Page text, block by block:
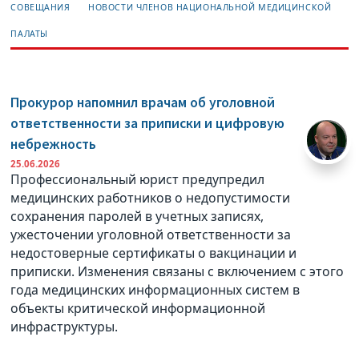
СОВЕЩАНИЯ НОВОСТИ ЧЛЕНОВ НАЦИОНАЛЬНОЙ МЕДИЦИНСКОЙ
ПАЛАТЫ
Прокурор напомнил врачам об уголовной
ответственности за приписки и цифровую
небрежность
25.06.2026
Профессиональный юрист предупредил
медицинских работников о недопустимости
сохранения паролей в учетных записях,
ужесточении уголовной ответственности за
недостоверные сертификаты о вакцинации и
приписки. Изменения связаны с включением с этого
года медицинских информационных систем в
объекты критической информационной
инфраструктуры.